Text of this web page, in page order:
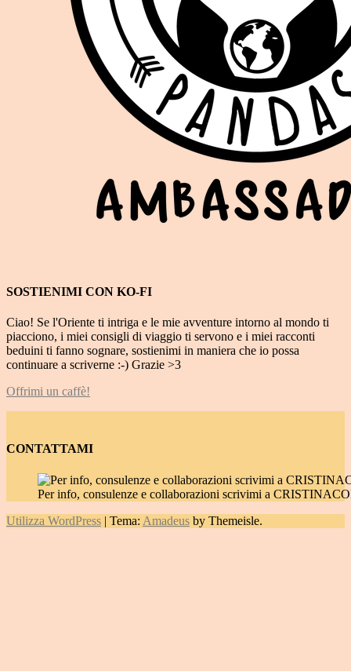
SOSTIENIMI CON KO-FI
Ciao! Se l'Oriente ti intriga e le mie avventure intorno al mondo ti
piacciono, i miei consigli di viaggio ti servono e i miei racconti
beduini ti fanno sognare, sostienimi in maniera che io possa
continuare a scriverne :-) Grazie >3
Offrimi un caffè!
CONTATTAMI
Per info, consulenze e collaborazioni scrivimi a
Utilizza WordPress | Tema: Amadeus by Themeisle.